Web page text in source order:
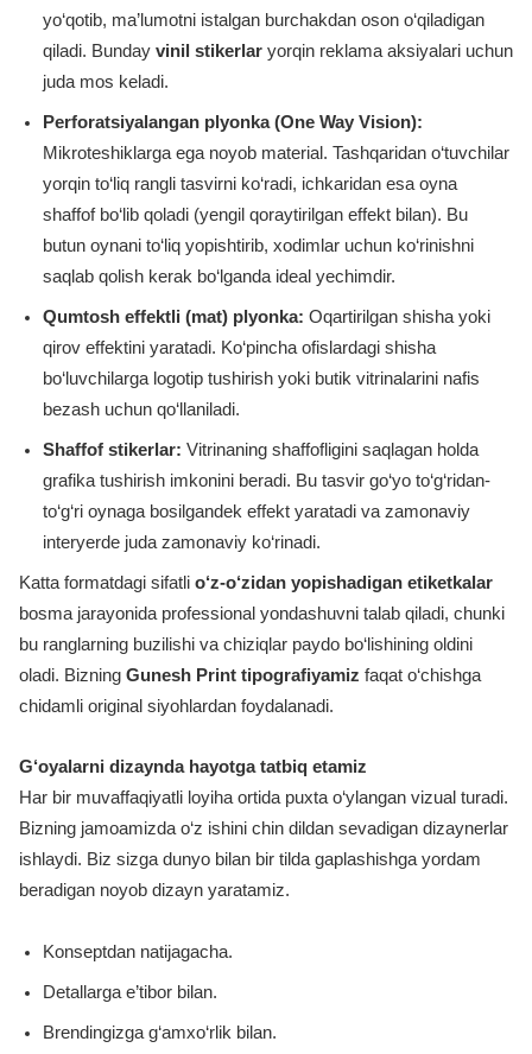
yo‘qotib, ma’lumotni istalgan burchakdan oson o‘qiladigan
qiladi. Bunday vinil stikerlar yorqin reklama aksiyalari uchun
juda mos keladi.
Perforatsiyalangan plyonka (One Way Vision):
Mikroteshiklarga ega noyob material. Tashqaridan o‘tuvchilar
yorqin to‘liq rangli tasvirni ko‘radi, ichkaridan esa oyna
shaffof bo‘lib qoladi (yengil qoraytirilgan effekt bilan). Bu
butun oynani to‘liq yopishtirib, xodimlar uchun ko‘rinishni
saqlab qolish kerak bo‘lganda ideal yechimdir.
Qumtosh effektli (mat) plyonka: Oqartirilgan shisha yoki
qirov effektini yaratadi. Ko‘pincha ofislardagi shisha
bo‘luvchilarga logotip tushirish yoki butik vitrinalarini nafis
bezash uchun qo‘llaniladi.
Shaffof stikerlar: Vitrinaning shaffofligini saqlagan holda
grafika tushirish imkonini beradi. Bu tasvir go‘yo to‘g‘ridan-
to‘g‘ri oynaga bosilgandek effekt yaratadi va zamonaviy
interyerde juda zamonaviy ko‘rinadi.
Katta formatdagi sifatli o‘z-o‘zidan yopishadigan etiketkalar
bosma jarayonida professional yondashuvni talab qiladi, chunki
bu ranglarning buzilishi va chiziqlar paydo bo‘lishining oldini
oladi. Bizning Gunesh Print tipografiyamiz faqat o‘chishga
chidamli original siyohlardan foydalanadi.
G‘oyalarni dizaynda hayotga tatbiq etamiz
Har bir muvaffaqiyatli loyiha ortida puxta o‘ylangan vizual turadi.
Bizning jamoamizda o‘z ishini chin dildan sevadigan dizaynerlar
ishlaydi. Biz sizga dunyo bilan bir tilda gaplashishga yordam
beradigan noyob dizayn yaratamiz.
Konseptdan natijagacha.
Detallarga e’tibor bilan.
Brendingizga g‘amxo‘rlik bilan.